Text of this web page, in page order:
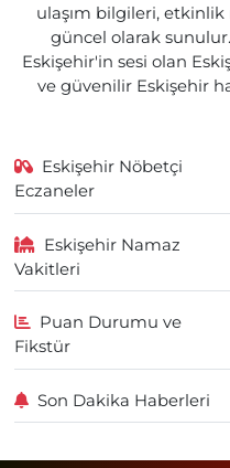
ulaşım bilgileri,
güncel olarak
Eskişehir'in sesi olan
ve güvenilir Eskişehir
Eskişehir Nöbetçi
Eczaneler
Eskişehir Namaz
Vakitleri
Puan Durumu ve
Fikstür
Son Dakika Haberleri